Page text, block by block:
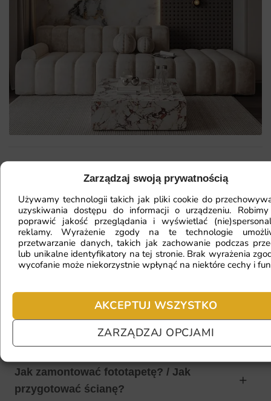
Zarządzaj swoją prywatnością
Używamy technologii takich jak pliki cookie do
uzyskiwania dostępu do informacji o urządzeniu.
poprawić jakość przeglądania i wyświetlać
reklamy. Wyrażenie zgody na te technologie
przetwarzanie danych, takich jak zachowanie podczas
lub unikalne identyfikatory na tej stronie. Brak wyrażenia
wycofanie może niekorzystnie wpłynąć na niektóre cechy i
AKCEPTUJ WSZYSTKO
ZARZĄDZAJ OPCJAMI
Mam ścianę o nietypowym kształcie,
fototapetę?
Ile będę czekać na realizację
zamówienia?
Czy mogę zwrócić fototapetę?
Jak zamontować fototapetę? / Jak
przygotować ścianę?